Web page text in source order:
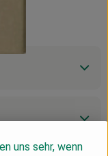
uns sehr, wenn